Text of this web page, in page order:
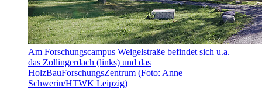
Am Forschungscampus Weigelstraße befindet sich u.a.
das Zollingerdach (links) und das
HolzBauForschungsZentrum (Foto: Anne
Schwerin/HTWK Leipzig)